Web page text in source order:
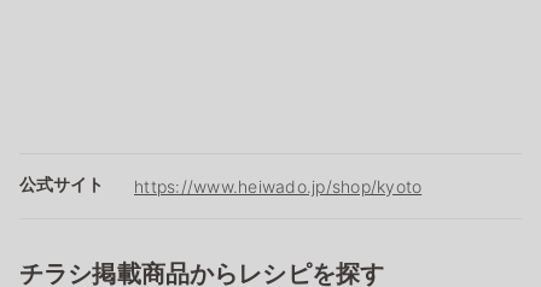
公式サイト https://www.heiwado.jp/shop/kyoto
チラシ掲載商品からレシピを探す